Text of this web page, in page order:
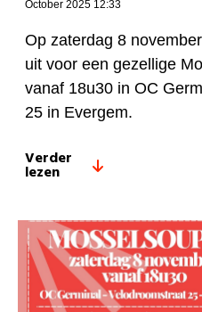
October 2025 12:33
Op zaterdag 8
uit voor een gezellige
vanaf 18u30 in OC
25 in Evergem.
Verder
lezen